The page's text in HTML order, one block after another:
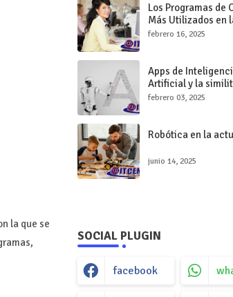
la que se
Los Programas de
Más Utilizados en
Industria Actual
febrero 16, 2025
Apps de
Artificial y la
logos
febrero 03, 2025
Robótica en la
junio 14, 2025
SOCIAL PLUGIN
facebook